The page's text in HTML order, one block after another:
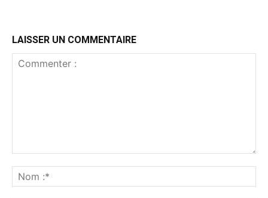
LAISSER UN COMMENTAIRE